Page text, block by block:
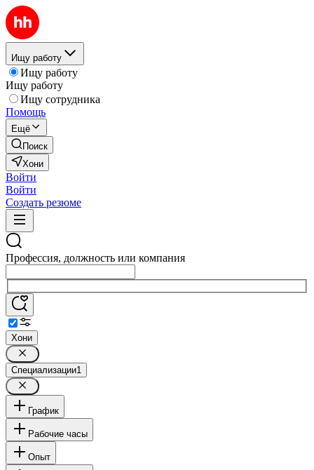
Ищу работу
Ищу работу
Ищу работу
Ищу сотрудника
Помощь
Ещё
Поиск
Хони
Войти
Войти
Создать резюме
Профессия, должность или компания
Хони
Специализации1
График
Рабочие часы
Опыт